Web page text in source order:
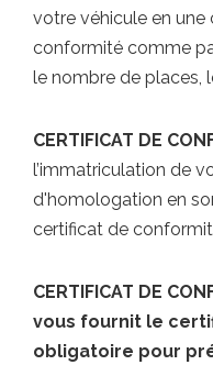
votre véhicule en
conformité comme
le nombre de places,
CERTIFICAT DE
l’immatriculation de
d'homologation en
certificat de
CERTIFICAT DE
vous fournit le
obligatoire pour